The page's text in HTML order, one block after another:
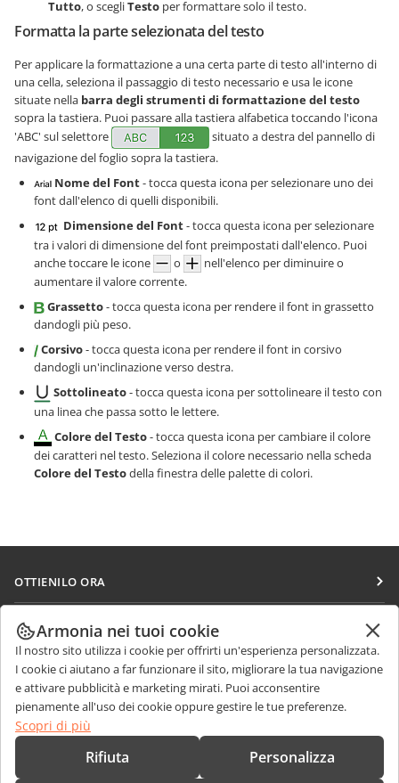
Tutto, o scegliTesto per formattare solo il testo.
Formatta la parte selezionata del testo
Per applicare la formattazione a una certa parte di testo all'interno di
una cella, seleziona il passaggio di testo necessario e usa le icone
situate nella barra degli strumenti di formattazione del testo
sopra la tastiera. Puoi passare alla tastiera alfabetica toccando l'icona
'ABC' sul selettore
situato a destra del pannello di
navigazione del foglio sopra la tastiera.
Nome del Font- tocca questa icona per selezionare uno dei
font dall'elenco di quelli disponibili.
Dimensione del Font- tocca questa icona per selezionare
tra i valori di dimensione del font preimpostati dall'elenco. Puoi
anche toccare le icone
o
nell'elenco per diminuire o
aumentare il valore corrente.
Grassetto- tocca questa icona per rendere il font in grassetto
dandogli più peso.
Corsivo- tocca questa icona per rendere il font in corsivo
dandogli un'inclinazione verso destra.
Sottolineato- tocca questa icona per sottolineare il testo con
una linea che passa sotto le lettere.
Colore del Testo- tocca questa icona per cambiare il colore
dei caratteri nel testo. Seleziona il colore necessario nella scheda
Colore del Testodella finestra delle palette di colori.
OTTIENILO ORA
Docs
DocSpace
Workspace
Connettori
App desktop
COLLABORA
Per i contributori
Per i traduttori
Per gli influencer
Offerte di lavoro
RICEVI NOTIZIE
Blog
RICEVI AIUTO
Forum
CONTATTACI
Armonia nei tuoi cookie
Il nostro sito utilizza i cookie per offrirti un'esperienza personalizzata.
I cookie ci aiutano a far funzionare il sito, migliorare la tua navigazione
e attivare pubblicità e marketing mirati. Puoi acconsentire
pienamente all'uso dei cookie oppure gestire le tue preferenze.
Scopri di più
Rifiuta Personalizza